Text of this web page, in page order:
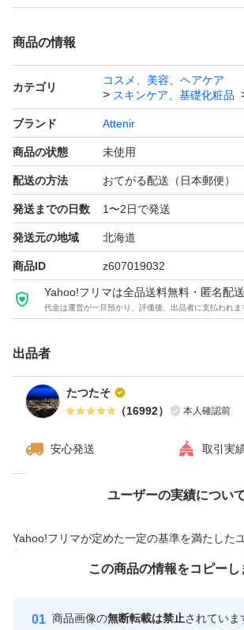
【購入日】2026年5月
【商品の状態】新品未使用
※簡易梱包での発送となります。
※潰れ等に不安がある場合、発送方法の
能です。ご購入前にコメントいただけれ
だきます。
※新品未使用ではございますが、購入時
ようお願い申し上げます。
商品の説明
2016年の発売時に、第3のくすみの原因
これを、クレンジングオイルに配合する
る大ヒット商品。
そしてこのたび、大人の肌のゴワつきと
角質が増える現象を発見。
商品の情報
カテゴリ
コスメ、美容、ヘアケア
スキンケア、基礎化粧品
ブランド Attenir
商品の状態 未使用
配送の方法 おてがる配送（日本郵便）
発送までの日数 1〜2日で発送
発送元の地域 北海道
商品ID z607019032
Yahoo!フリマは全品送料無料・匿名配送
代金は運営が一旦預かり、評価後、出品者に支払われま
出品者
たつたそ
（16992） 本人確認前
安心発送 取引実
ユーザーの実績につい
Yahoo!フリマが定めた一定の基準を満たした
付与しています
安心取引出品者
心・安全なユ
価格の相談 商
この商品の情報をコピーし
商品画像の無断転載は禁止されていま
この商品をみている人にオススメ